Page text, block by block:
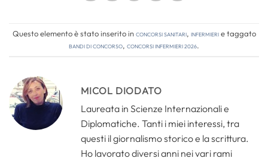
Questo elemento è stato inserito inConcorsi Sanitari, Infermierie taggato
bandi di concorso, concorsi infermieri 2026.
MICOL DIODATO
Laureata in Scienze Internazionali e
Diplomatiche. Tanti i miei interessi, tra
questi il giornalismo storico e la scrittura.
Ho lavorato diversi anni nei vari rami